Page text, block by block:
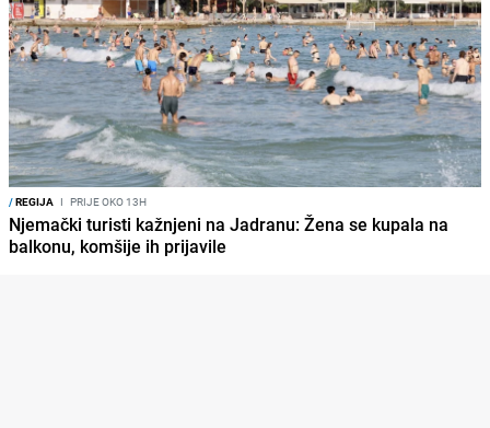
/REGIJA I PRIJE OKO 13H
Njemački turisti kažnjeni na Jadranu: Žena se kupala na
balkonu, komšije ih prijavile